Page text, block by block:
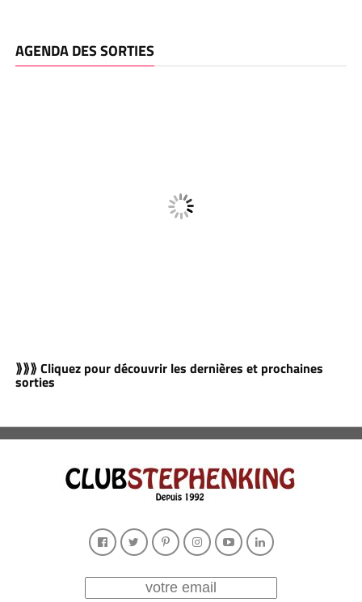
AGENDA DES SORTIES
⟫⟫⟫ Cliquez pour découvrir les dernières et prochaines
sorties